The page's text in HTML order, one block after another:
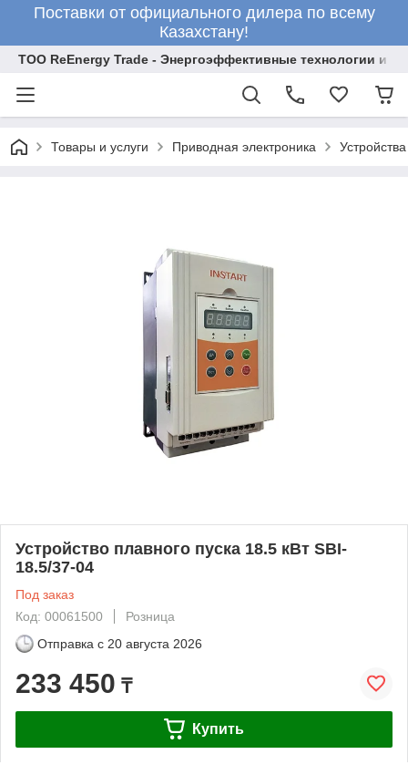
Поставки от официального дилера по всему
Казахстану!
ТОО ReEnergy Trade - Энергоэффективные технологии и
Товары и услуги Приводная электроника
Устройство плавного пуска 18.5 кВт SBI-
18.5/37-04
Под заказ
Код: 00061500
Розница
Отправка с 20 августа 2026
233 450 ₸
Купить